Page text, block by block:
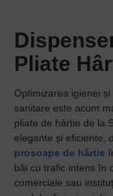
Pliate
Optimizarea igienei
sanitare este acum
pliate de hârtie de la
elegante și eficiente,
prosoape de hârtie
băi cu trafic intens în
comerciale sau